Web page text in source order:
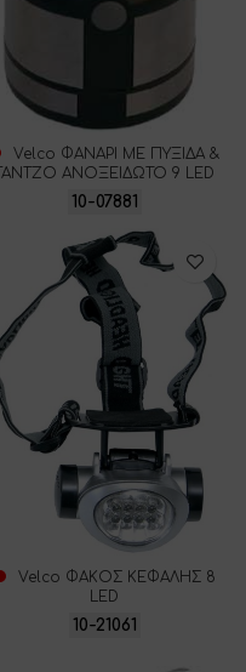
Velco ΦΑΝΑΡΙ ΜΕ ΠΥΞΙΔΑ &
ΓΑΝΤΖΟ ΑΝΟΞΕΙΔΩΤΟ 9 LED
10-07881
Velco ΦΑΚΟΣ ΚΕΦΑΛΗΣ 8
LED
10-21061